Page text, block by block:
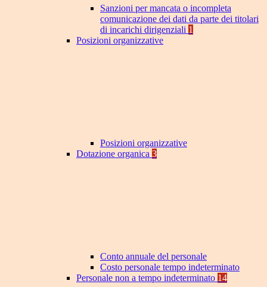
Sanzioni per mancata o incompleta
comunicazione dei dati da parte dei titolari
di incarichi dirigenziali 1
Posizioni organizzative
Posizioni organizzative
Dotazione organica 3
Conto annuale del personale
Costo personale tempo indeterminato
Personale non a tempo indeterminato 14